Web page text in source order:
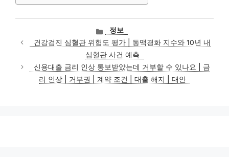
카
테
고
리
정보
건강검진 심혈관 위험도 평가 | 동맥경화 지수와 10년 내
심혈관 사건 예측
신용대출 금리 인상 통보받았는데 거부할 수 있나요 | 금
리 인상 | 거부권 | 계약 조건 | 대출 해지 | 대안